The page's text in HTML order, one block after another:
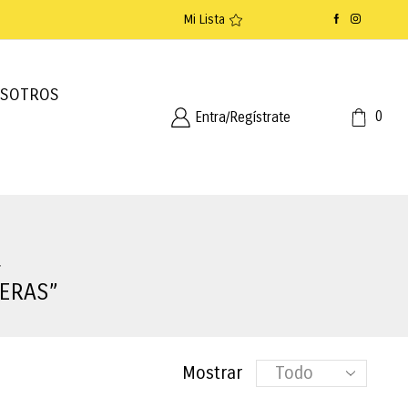
Mi Lista
Entra/Regístrate 0
Mostrar
Productos
por